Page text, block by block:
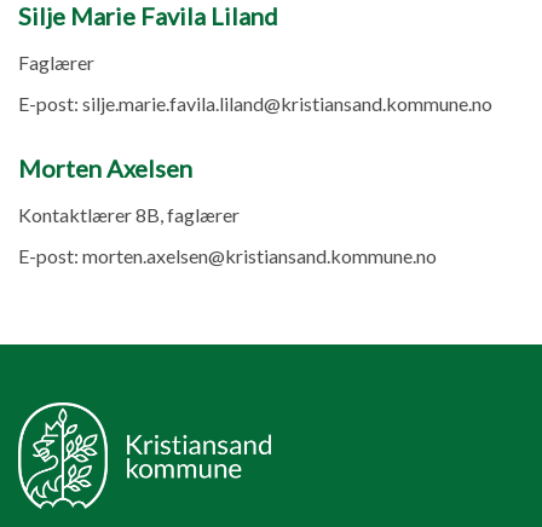
Silje Marie Favila Liland
Faglærer
E-post: silje.marie.favila.liland@kristiansand.kommune.no
Morten Axelsen
Kontaktlærer 8B, faglærer
E-post: morten.axelsen@kristiansand.kommune.no